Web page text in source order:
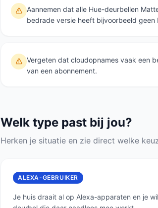
Aannemen dat alle Hue-deurbellen
bedrade versie heeft bijvoorbeeld geen
Vergeten dat cloudopnames vaak een
van een abonnement.
Welk type past bij jou?
Herken je situatie en zie direct welke
ALEXA-GEBRUIKER
Je huis draait al op Alexa-apparaten en je